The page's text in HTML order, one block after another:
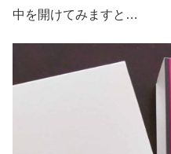
中を開けてみますと…